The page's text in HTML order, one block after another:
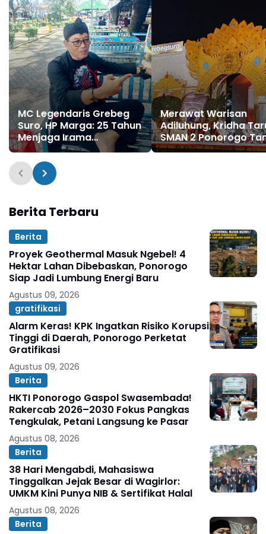
MC Legendaris Grebeg
Suro, HP Marga: 25 Tahun
Menjaga Irama
Panggung Reyog
Ponorogo
Merawat Warisan
Adiluhung, Kridha
SMAN 2 Ponorogo
Memikat di FNRP
Berita Terbaru
Berita
Proyek Geothermal Masuk Ngebel! 4
Hektar Lahan Dibebaskan, Ponorogo
Siap Jadi Lumbung Energi Baru
Agustus 09, 2026
gratifikasi
Alarm Keras! KPK Ingatkan Risiko Korupsi
Tinggi di Daerah, Ponorogo Perketat
Gratifikasi
Agustus 09, 2026
Berita
HKTI Ponorogo Gaspol Swasembada!
Rakercab 2026–2030 Fokus Pangkas
Tengkulak, Petani Langsung ke Pasar
Agustus 08, 2026
Berita
38 Hari Mengabdi, Mahasiswa
Tinggalkan Jejak Besar di Wagirlor:
UMKM Kini Punya NIB & Sertifikat Halal
Agustus 08, 2026
Berita